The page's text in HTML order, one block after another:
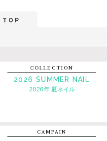
TOP
COLLECTION
2026 SUMMER NAIL
2026年 夏ネイル
CAMPAIN